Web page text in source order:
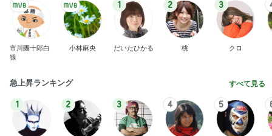
市川團十郎白
猿
小林麻央
1
だいたひかる
2
桃
3
クロ
急上昇ランキング すべて見る
1 2 3 4 5